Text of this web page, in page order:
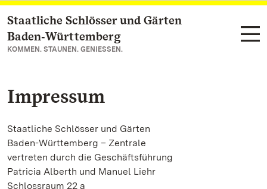
Zum Hauptinhalt springen
Staatliche Schlösser und Gärten
Baden‑Württemberg
KOMMEN. STAUNEN. GENIESSEN.
Impressum
Staatliche Schlösser und Gärten
Baden-Württemberg – Zentrale
vertreten durch die Geschäftsführung
Patricia Alberth und Manuel Liehr
Schlossraum 22 a